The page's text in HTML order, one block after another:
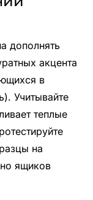
дополнять
акцента
в
Учитывайте
теплые
на
ящиков